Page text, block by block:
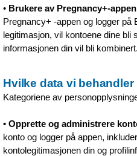
• Brukere av Pregnancy+-
Pregnancy+ -appen og logger
legitimasjon, vil kontoene dine bli
informasjonen din vil bli kombinert.
Hvilke data vi behandler
Kategoriene av
• Opprette og administrere
konto og logger på appen,
kontolegitimasjonen din og